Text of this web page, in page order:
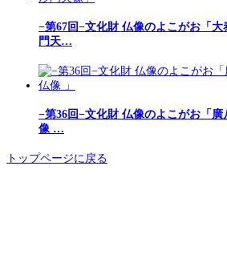
−第67回−文化財 仏像のよこがお「
門天…
−第36回−文化財 仏像のよこがお「
像 …
トップページに戻る